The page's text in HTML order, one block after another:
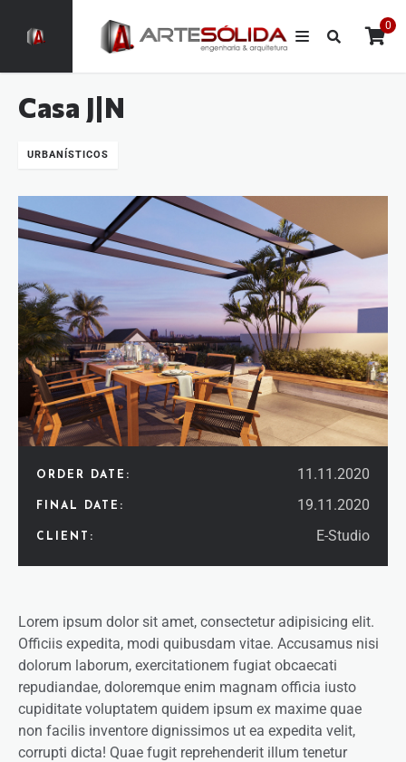
0
Casa J|N
URBANÍSTICOS
ORDER DATE: 11.11.2020
FINAL DATE: 19.11.2020
CLIENT: E-Studio
Lorem ipsum dolor sit amet, consectetur adipisicing elit.
Officiis expedita, modi quibusdam vitae. Accusamus nisi
dolorum laborum, exercitationem fugiat obcaecati
repudiandae, doloremque enim magnam officia iusto
cupiditate voluptatem quidem ipsum ex maxime quae
non facilis inventore dignissimos ut ea expedita velit,
corrupti dicta! Quae fugit reprehenderit illum tenetur